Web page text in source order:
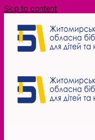
Skip to content